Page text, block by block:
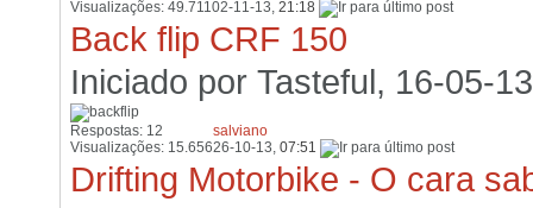
Visualizações: 49.71102-11-13, 21:18
Back flip CRF 150
Iniciado por Tasteful, 16-05-
Respostas: 12
Visualizações: 15.656
salviano
26-10-13, 07:51
Drifting Motorbike - O cara